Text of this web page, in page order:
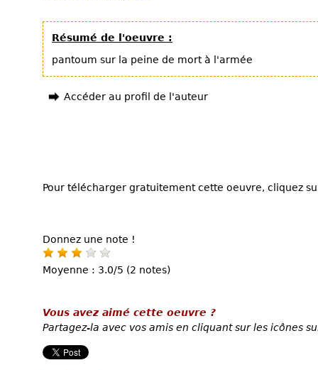
Résumé de l'oeuvre :
pantoum sur la peine de mort à l'armée
Accéder au profil de l'auteur
Pour télécharger gratuitement cette oeuvre, cliquez
Donnez une note !
Moyenne : 3.0/5 (2 notes)
Vous avez aimé cette oeuvre ?
Partagez-la avec vos amis en cliquant sur les icônes